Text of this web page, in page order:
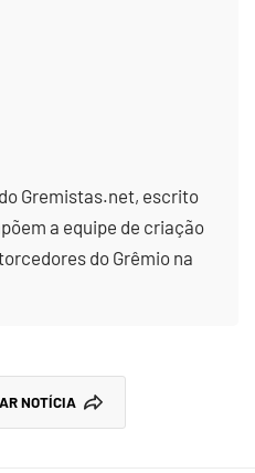
Gremistas.net, escrito
a equipe de criação
do Grêmio na
NOTÍCIA